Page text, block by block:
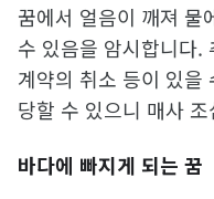
꿈에서 얼음이 깨져 물
수 있음을 암시합니다.
계약의 취소 등이 있을
당할 수 있으니 매사
바다에 빠지게 되는 꿈